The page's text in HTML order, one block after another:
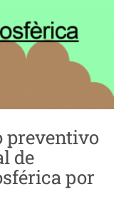
preventivo
de
por